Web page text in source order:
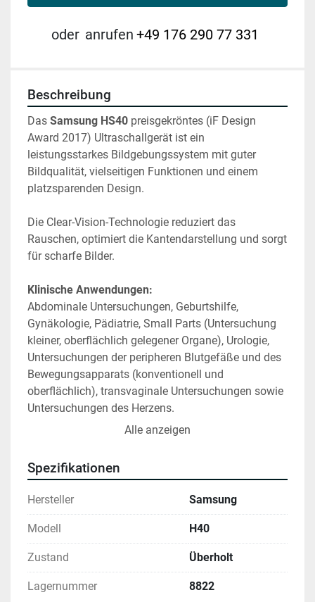
oder anrufen +49 176 290 77 331
Beschreibung
Das Samsung HS40 preisgekröntes (iF Design
Award 2017) Ultraschallgerät ist ein
leistungsstarkes Bildgebungssystem mit guter
Bildqualität, vielseitigen Funktionen und einem
platzsparenden Design.
Die Clear-Vision-Technologie reduziert das
Rauschen, optimiert die Kantendarstellung und sorgt
für scharfe Bilder.
Klinische Anwendungen:
Abdominale Untersuchungen, Geburtshilfe,
Gynäkologie, Pädiatrie, Small Parts (Untersuchung
kleiner, oberflächlich gelegener Organe), Urologie,
Untersuchungen der peripheren Blutgefäße und des
Bewegungsapparats (konventionell und
oberflächlich), transvaginale Untersuchungen sowie
Untersuchungen des Herzens.
M-Color-Flow Modus
Anatomischer M-Modus
Color, Power Angio, PW (Pulse Wave) Doppler
Strain-Elastografie
Tissue Harmonic Imaging
Sonden sind auf Anfrage möglich.
Alle anzeigen
Spezifikationen
Hersteller Samsung
Modell H40
Zustand Überholt
Lagernummer 8822